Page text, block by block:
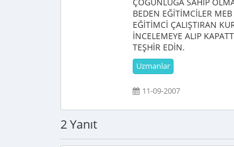
BEDEN EĞİTİMCİLER
EĞİTİMCİ ÇALIŞTIRAN
İNCELEMEYE ALIP
TEŞHİR EDİN.
Uzmanlar
11-09-2007
2 Yanıt